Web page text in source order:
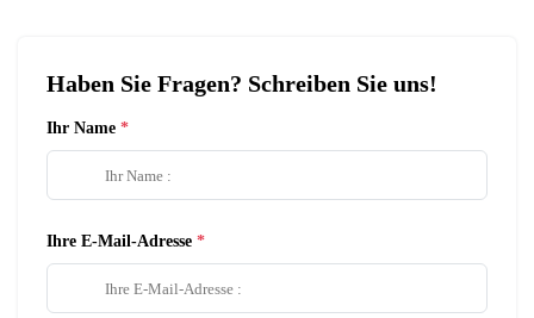
Haben Sie Fragen? Schreiben Sie uns!
Ihr Name
Ihre E-Mail-Adresse